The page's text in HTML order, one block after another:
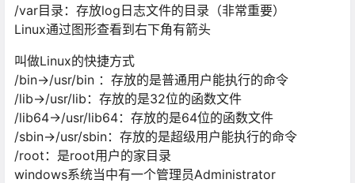
/var⽬录：存放log⽇志⽂件的⽬录（⾮常重要）
Linux通过图形查看到右下⻆有箭头
叫做Linux的快捷⽅式
/bin->/usr/bin ：存放的是普通⽤户能执⾏的命令
/lib->/usr/lib：存放的是32位的函数⽂件
/lib64->/usr/lib64：存放的是64位的函数⽂件
/sbin->/usr/sbin：存放的是超级⽤户能执⾏的命令
/root：是root⽤户的家⽬录
windows系统当中有⼀个管理员Administrator